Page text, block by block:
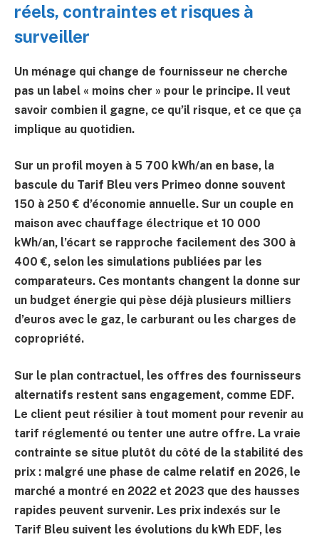
réels, contraintes et risques à
surveiller
Un ménage qui change de fournisseur ne cherche
pas un label « moins cher » pour le principe. Il veut
savoir combien il gagne, ce qu’il risque, et ce que ça
implique au quotidien.
Sur un profil moyen à 5 700 kWh/an en base, la
bascule du Tarif Bleu vers Primeo donne souvent
150 à 250 € d’économie annuelle. Sur un couple en
maison avec chauffage électrique et 10 000
kWh/an, l’écart se rapproche facilement des 300 à
400 €, selon les simulations publiées par les
comparateurs. Ces montants changent la donne sur
un budget énergie qui pèse déjà plusieurs milliers
d’euros avec le gaz, le carburant ou les charges de
copropriété.
Sur le plan contractuel, les offres des fournisseurs
alternatifs restent sans engagement, comme EDF.
Le client peut résilier à tout moment pour revenir au
tarif réglementé ou tenter une autre offre. La vraie
contrainte se situe plutôt du côté de la stabilité des
prix : malgré une phase de calme relatif en 2026, le
marché a montré en 2022 et 2023 que des hausses
rapides peuvent survenir. Les prix indexés sur le
Tarif Bleu suivent les évolutions du kWh EDF, les